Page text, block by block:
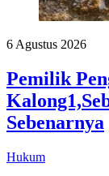
6 Agustus 2026
Pemilik
Sebenarnya
Hukum